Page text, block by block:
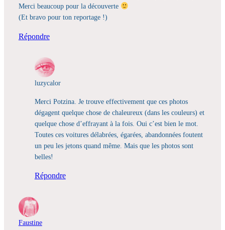
Merci beaucoup pour la découverte
(Et bravo pour ton reportage !)
Répondre
luzycalor
Merci Potzina. Je trouve effectivement que ces photos
dégagent quelque chose de chaleureux (dans les couleurs) et
quelque chose d’effrayant à la fois. Oui c’est bien le mot.
Toutes ces voitures délabrées, égarées, abandonnées foutent
un peu les jetons quand même. Mais que les photos sont
belles!
Répondre
Faustine